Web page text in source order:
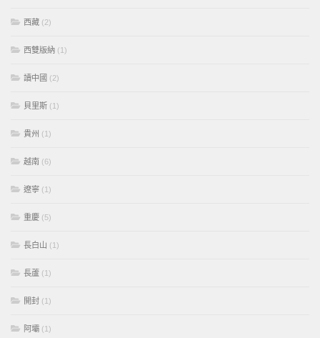
西藏 (2)
西雙版納 (1)
讀中國 (2)
貝里斯 (1)
貴州 (1)
越南 (6)
遼寧 (1)
重慶 (5)
長白山 (1)
長蘆 (1)
開封 (1)
阿壩 (1)